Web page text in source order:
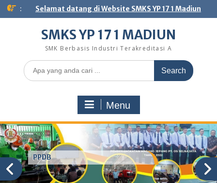
Skip
: Selamat datang di Website SMKS YP 17 1 Madiun
SMKS YP 17 1 MADIUN
SMK Berbasis Industri Terakreditasi A
Search
for:
Menu
PPDB